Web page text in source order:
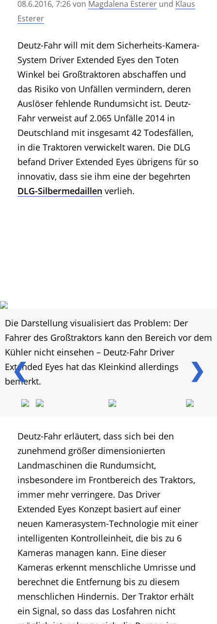
• Geschichte und Geschichten
• Messen und Veranstaltungen
• Agritechnica Neuheiten Archiv
• Artikel nach Hersteller/Marke
08.6.2016, 7:26von Magdalena Esterer und Klaus
Esterer
Deutz-Fahr will mit dem Sicherheits-Kamera-
System Driver Extended Eyes den Toten
Winkel bei Großtraktoren abschaffen und
das Risiko von Unfällen vermindern, deren
Auslöser fehlende Rundumsicht ist. Deutz-
Fahr verweist auf 2.065 Unfälle 2014 in
Deutschland mit insgesamt 42 Todesfällen,
in die Traktoren verwickelt waren. Die DLG
befand Driver Extended Eyes übrigens für so
innovativ, dass sie ihm eine der begehrten
DLG-Silbermedaillen verlieh.
❮ ❯
Die Darstellung visualisiert das Problem: Der
Fahrer des Großtraktors kann den Bereich vor dem
Kühler nicht einsehen – Deutz-Fahr Driver
Extended Eyes hat das Kleinkind allerdings
bemerkt.
Deutz-Fahr erläutert, dass sich bei den
zunehmend größer dimensionierten
Landmaschinen die Rundumsicht,
insbesondere im Frontbereich des Traktors,
immer mehr verringere. Das Driver
Extended Eyes Konzept basiert auf einer
neuen Kamerasystem-Technologie mit einer
intelligenten Kontrolleinheit, die bis zu 6
Kameras managen kann. Eine dieser
Kameras erkennt menschliche Umrisse und
berechnet die Entfernung bis zu diesem
menschlichen Hindernis. Der Traktor erhält
ein Signal, so dass das Losfahren nicht